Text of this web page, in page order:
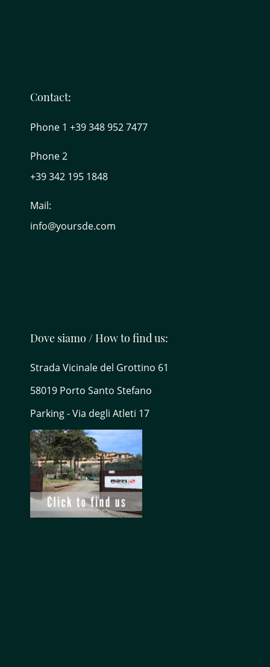
Contact:
Phone 1 +39 348 952 7477
Phone 2
+39 342 195 1848
Mail:
info@yoursde.com
Dove siamo / How to find us:
Strada Vicinale del Grottino 61
58019 Porto Santo Stefano
Parking - Via degli Atleti 17